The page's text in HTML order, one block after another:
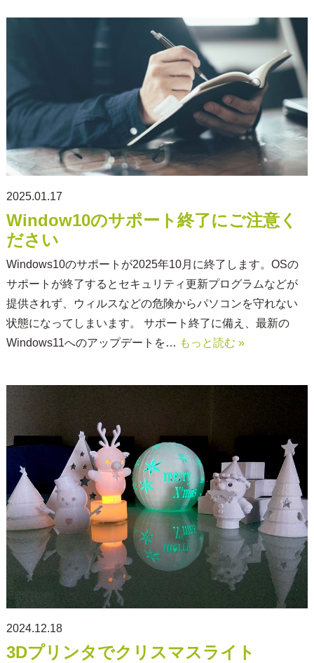
2025.01.17
Window10のサポート終了にご注意く
ださい
Windows10のサポートが2025年10月に終了します。OSの
サポートが終了するとセキュリティ更新プログラムなどが
提供されず、ウィルスなどの危険からパソコンを守れない
状態になってしまいます。 サポート終了に備え、最新の
Windows11へのアップデートを… もっと読む »
2024.12.18
3Dプリンタでクリスマスライト